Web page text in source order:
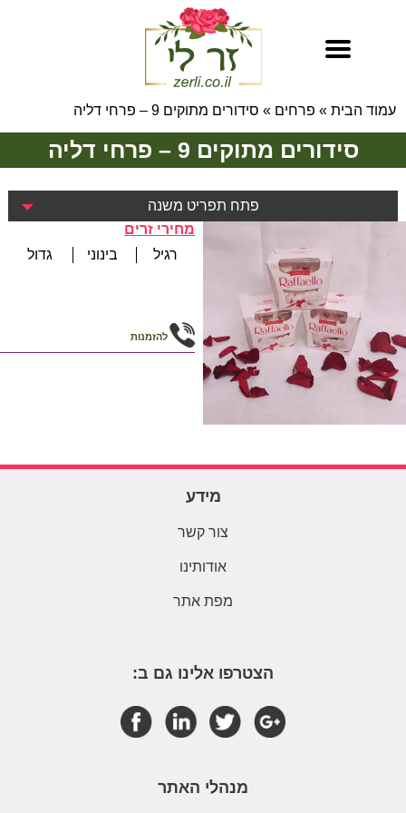
עמוד הבית » פרחים » סידורים מתוקים 9 – פרחי דליה
סידורים מתוקים 9 – פרחי דליה
פתח תפריט משנה
מחירי זרים
רגיל
בינוני גדול
להזמנות
מידע
צור קשר
אודותינו
מפת אתר
הצטרפו אלינו גם ב:
מנהלי האתר